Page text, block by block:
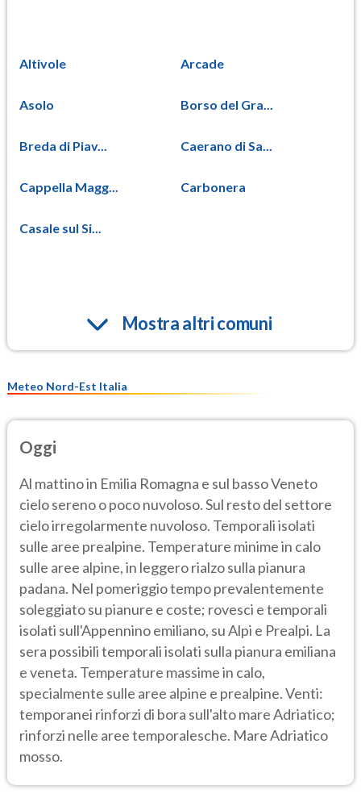
Altivole Arcade
Asolo Borso del Gra...
Breda di Piav... Caerano di Sa...
Cappella Magg... Carbonera
Casale sul Si...
Mostra altri comuni
Meteo Nord-Est Italia
Oggi
Al mattino in Emilia Romagna e sul basso Veneto
cielo sereno o poco nuvoloso. Sul resto del settore
cielo irregolarmente nuvoloso. Temporali isolati
sulle aree prealpine. Temperature minime in calo
sulle aree alpine, in leggero rialzo sulla pianura
padana. Nel pomeriggio tempo prevalentemente
soleggiato su pianure e coste; rovesci e temporali
isolati sull'Appennino emiliano, su Alpi e Prealpi. La
sera possibili temporali isolati sulla pianura emiliana
e veneta. Temperature massime in calo,
specialmente sulle aree alpine e prealpine. Venti:
temporanei rinforzi di bora sull'alto mare Adriatico;
rinforzi nelle aree temporalesche. Mare Adriatico
mosso.